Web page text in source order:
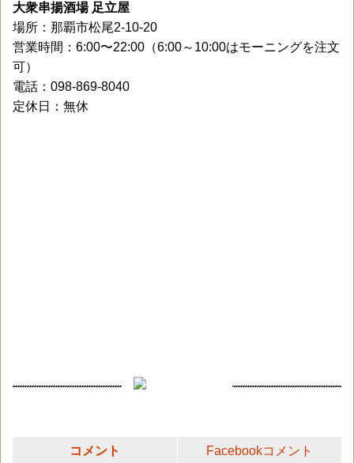
大衆串揚酒場 足立屋
場所：那覇市松尾2-10-20
営業時間：6:00〜22:00（6:00～10:00はモーニングを注文
可）
電話：098-869-8040
定休日：無休
コメント Facebookコメント